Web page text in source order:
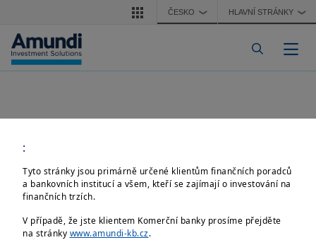
Přejít k hlavnímu obsahu ČESKO ❯ HLAVNÍ STRÁNKY ❯
:
Tyto stránky jsou primárně určené klientům finančních poradců
a bankovních institucí a všem, kteří se zajímají o investování na
finančních trzích.
V případě, že jste klientem Komerční banky prosíme přejděte
na stránky www.amundi-kb.cz.